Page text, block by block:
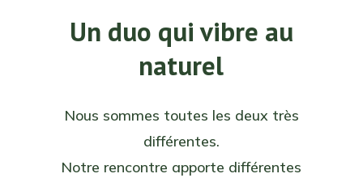
Un duo qui vibre au
naturel
Nous sommes toutes les deux très
différentes.
Notre rencontre apporte différentes